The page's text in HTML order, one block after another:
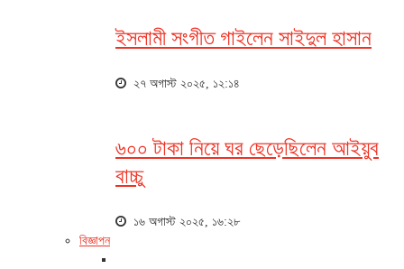
ইসলামী সংগীত গাইলেন সাইদুল হাসান
২৭ অগাস্ট ২০২৫, ১২:১৪
৬০০ টাকা নিয়ে ঘর ছেড়েছিলেন আইয়ুব
বাচ্চু
১৬ অগাস্ট ২০২৫, ১৬:২৮
বিজ্ঞাপন